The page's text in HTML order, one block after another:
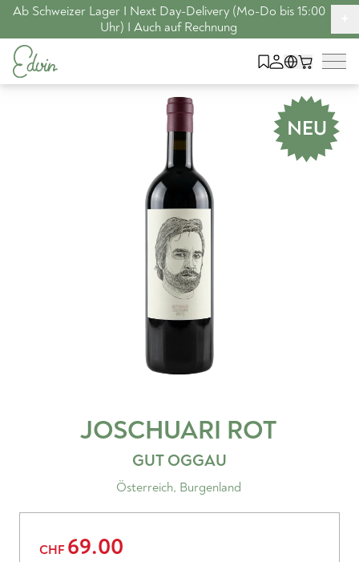
Ab Schweizer Lager I Next Day-Delivery (Mo-Do bis 15:00
Uhr) I Auch auf Rechnung
JOSCHUARI ROT
GUT OGGAU
Österreich, Burgenland
CHF 69.00